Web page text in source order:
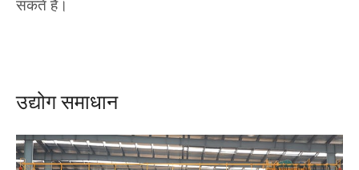
सकते हैं।
उद्योग समाधान